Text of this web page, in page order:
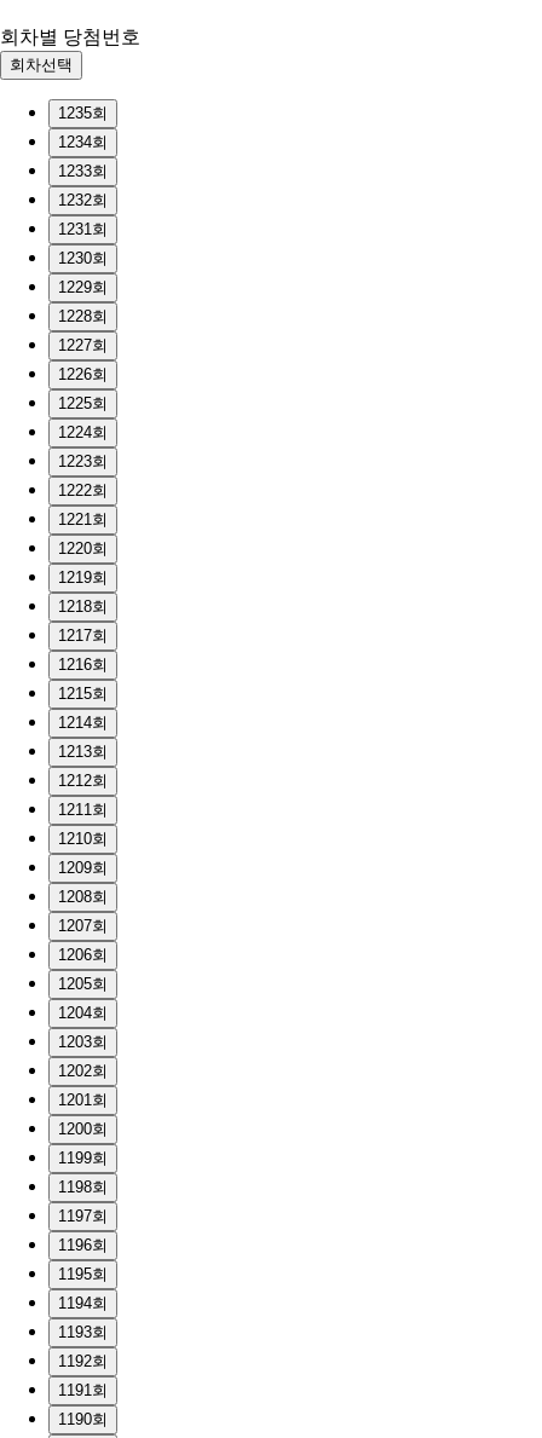
회차별 당첨번호
회차선택
1235회
1234회
1233회
1232회
1231회
1230회
1229회
1228회
1227회
1226회
1225회
1224회
1223회
1222회
1221회
1220회
1219회
1218회
1217회
1216회
1215회
1214회
1213회
1212회
1211회
1210회
1209회
1208회
1207회
1206회
1205회
1204회
1203회
1202회
1201회
1200회
1199회
1198회
1197회
1196회
1195회
1194회
1193회
1192회
1191회
1190회